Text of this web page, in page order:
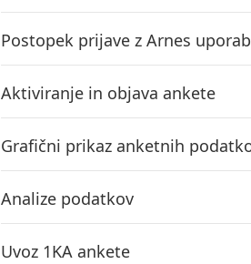
Postopek prijave z Arnes
Aktiviranje in objava ankete
Grafični prikaz anketnih
Analize podatkov
Uvoz 1KA ankete